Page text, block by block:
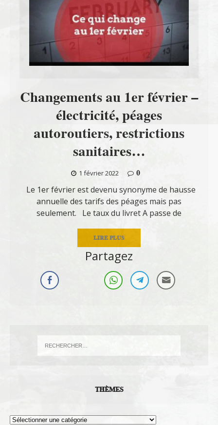
Changements au 1er février –
électricité, péages
autoroutiers, restrictions
sanitaires…
1 février 2022
0
Le 1er février est devenu synonyme de hausse
annuelle des tarifs des péages mais pas
seulement. Le taux du livret A passe de
LIRE PLUS
Partagez
THÈMES
Thèmes